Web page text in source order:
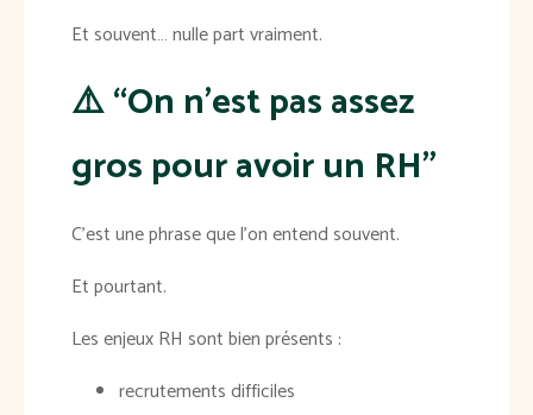
Et souvent… nulle part vraiment.
⚠️ “On n’est pas assez
gros pour avoir un RH”
C’est une phrase que l’on entend souvent.
Et pourtant.
Les enjeux RH sont bien présents :
recrutements difficiles